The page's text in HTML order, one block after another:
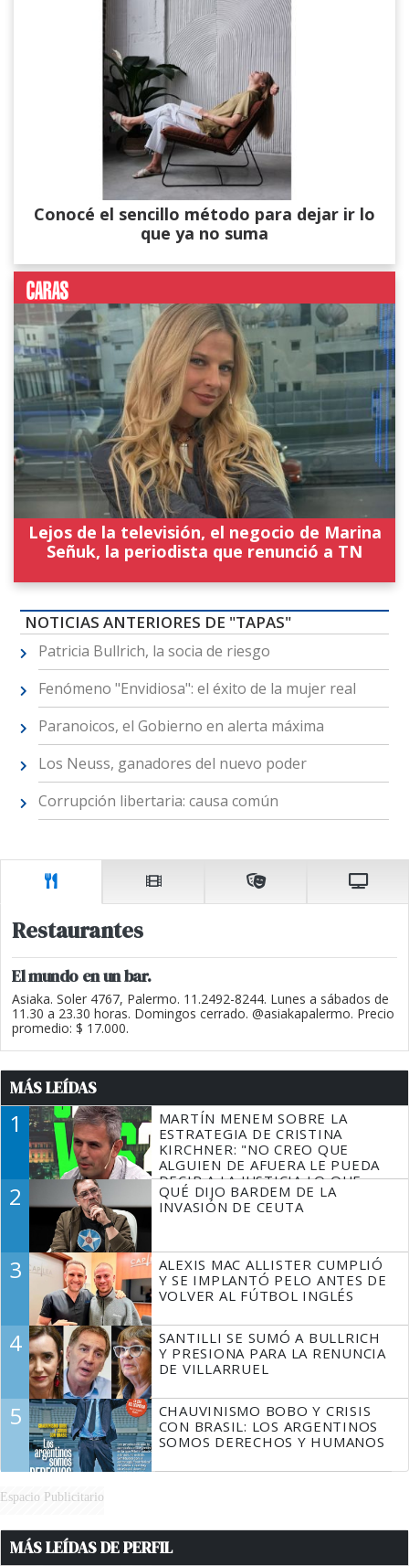
Conocé el sencillo método para dejar ir lo
que ya no suma
Lejos de la televisión, el negocio de Marina
Señuk, la periodista que renunció a TN
NOTICIAS ANTERIORES DE "TAPAS"
Patricia Bullrich, la socia de riesgo
Fenómeno "Envidiosa": el éxito de la mujer real
Paranoicos, el Gobierno en alerta máxima
Los Neuss, ganadores del nuevo poder
Corrupción libertaria: causa común
Restaurantes
El mundo en un bar.
Asiaka. Soler 4767, Palermo. 11.2492-8244. Lunes a sábados de
11.30 a 23.30 horas. Domingos cerrado. @asiakapalermo. Precio
promedio: $ 17.000.
MÁS LEÍDAS
1
MARTÍN MENEM SOBRE LA
ESTRATEGIA DE CRISTINA
KIRCHNER: "NO CREO QUE
ALGUIEN DE AFUERA LE PUEDA
DECIR A LA JUSTICIA LO QUE
TIENE QUE HACER"
2
QUÉ DIJO BARDEM DE LA
INVASIÓN DE CEUTA
3
ALEXIS MAC ALLISTER CUMPLIÓ
Y SE IMPLANTÓ PELO ANTES DE
VOLVER AL FÚTBOL INGLÉS
4
SANTILLI SE SUMÓ A BULLRICH
Y PRESIONA PARA LA RENUNCIA
DE VILLARRUEL
5
CHAUVINISMO BOBO Y CRISIS
CON BRASIL: LOS ARGENTINOS
SOMOS DERECHOS Y HUMANOS
Espacio Publicitario
MÁS LEÍDAS DE PERFIL